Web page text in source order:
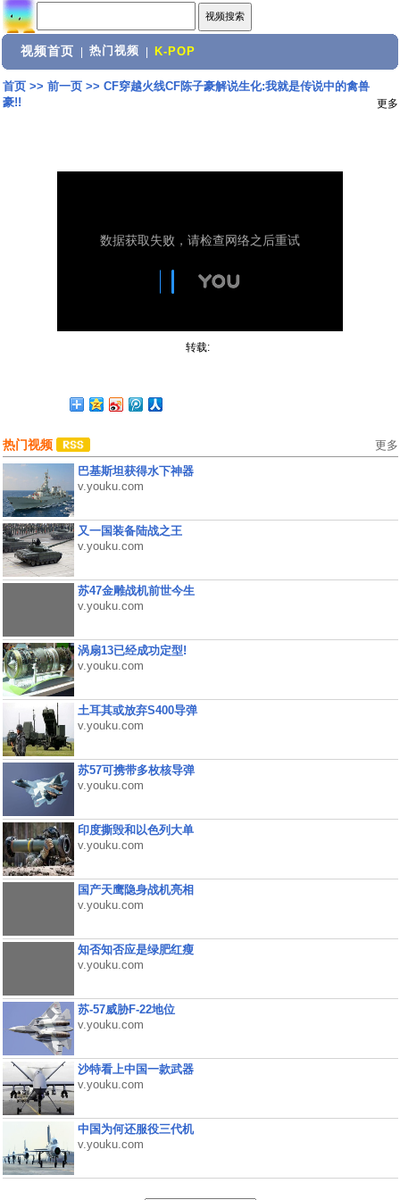
视频首页 热门视频 K-POP
首页>> 前一页>> CF穿越火线CF陈子豪解说生化:我就是传说中的禽兽
豪!!
更多
转载:
热门视频 更多
巴基斯坦获得水下神器
v.youku.com
又一国装备陆战之王
v.youku.com
苏47金雕战机前世今生
v.youku.com
涡扇13已经成功定型!
v.youku.com
土耳其或放弃S400导弹
v.youku.com
苏57可携带多枚核导弹
v.youku.com
印度撕毁和以色列大单
v.youku.com
国产天鹰隐身战机亮相
v.youku.com
知否知否应是绿肥红瘦
v.youku.com
苏-57威胁F-22地位
v.youku.com
沙特看上中国一款武器
v.youku.com
中国为何还服役三代机
v.youku.com